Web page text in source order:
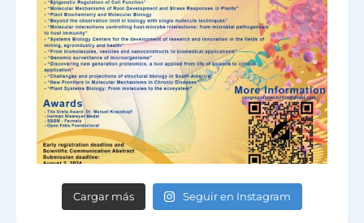
Cargar más Seguir en Instagram